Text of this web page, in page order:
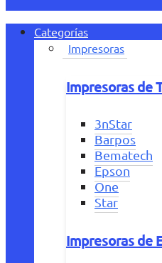
Categorías
Impresoras
Impresoras de
3nStar
Barpos
Bematech
Epson
One
Star
Impresoras de